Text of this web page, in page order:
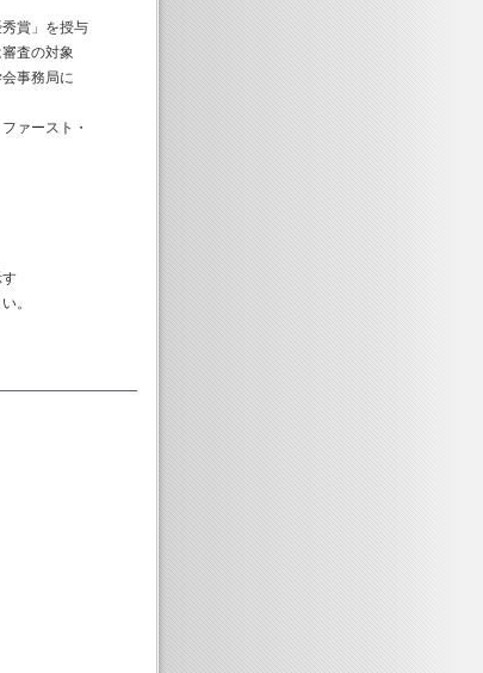
賞」を授与
査の対象
事務局に
ァースト・
。